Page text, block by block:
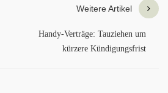
Weitere Artikel
Handy-Verträge: Tauziehen um
kürzere Kündigungsfrist